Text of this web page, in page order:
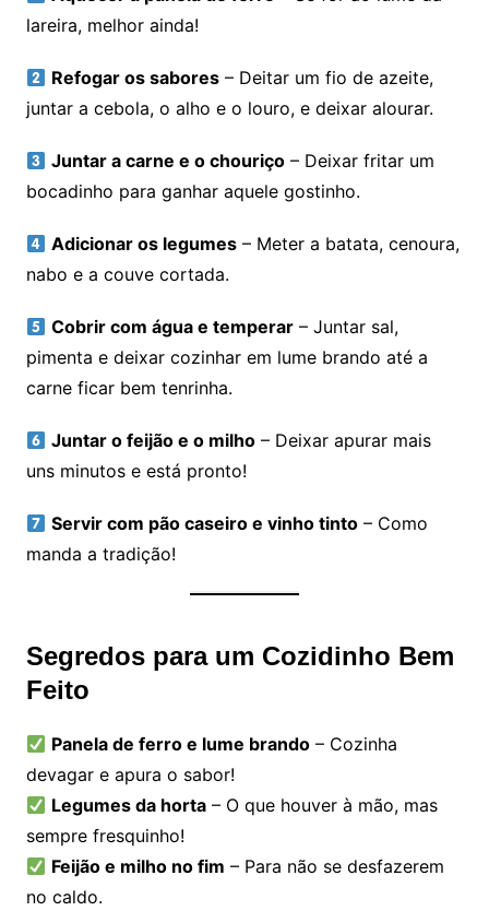
lareira, melhor ainda!
Refogar os sabores – Deitar um fio de azeite,
juntar a cebola, o alho e o louro, e deixar alourar.
Juntar a carne e o chouriço – Deixar fritar um
bocadinho para ganhar aquele gostinho.
Adicionar os legumes – Meter a batata, cenoura,
nabo e a couve cortada.
Cobrir com água e temperar – Juntar sal,
pimenta e deixar cozinhar em lume brando até a
carne ficar bem tenrinha.
Juntar o feijão e o milho – Deixar apurar mais
uns minutos e está pronto!
Servir com pão caseiro e vinho tinto – Como
manda a tradição!
Segredos para um Cozidinho Bem
Feito
Panela de ferro e lume brando – Cozinha
devagar e apura o sabor!
Legumes da horta – O que houver à mão, mas
sempre fresquinho!
Feijão e milho no fim – Para não se desfazerem
no caldo.